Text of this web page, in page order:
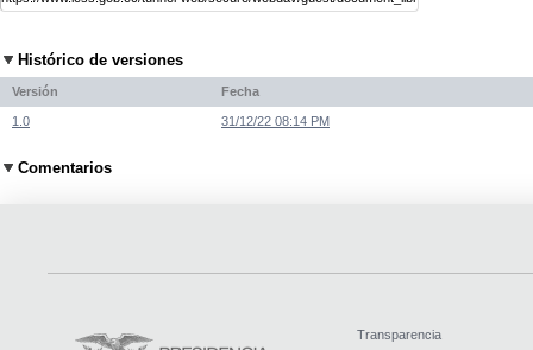
Histórico de versiones
Versión Fecha
1.0 31/12/22 08:14 PM
Comentarios
Transparencia